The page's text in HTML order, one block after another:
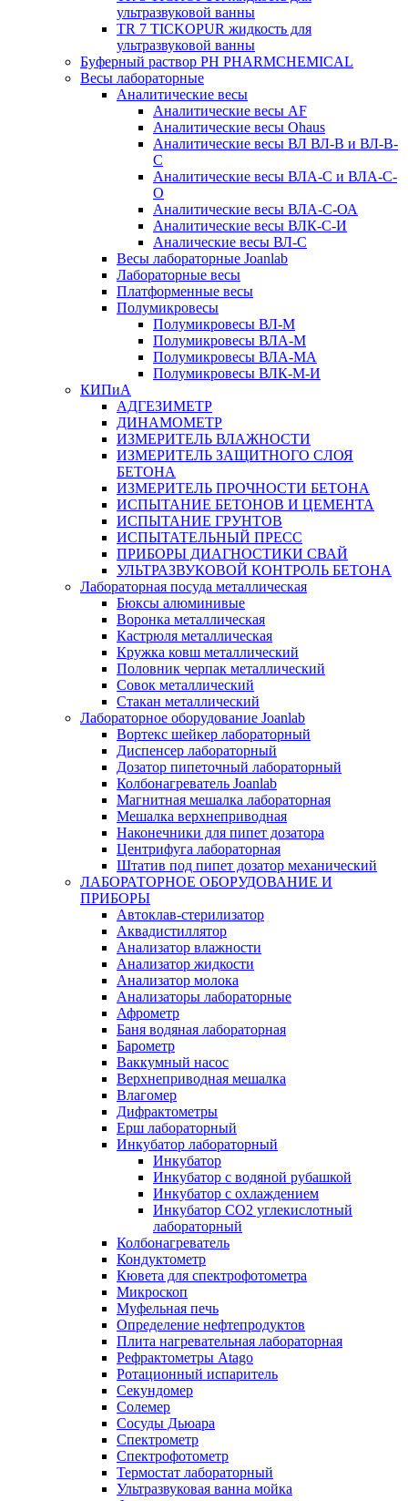
ультразвуковой ванны
TR 7 TICKOPUR жидкость для
ультразвуковой ванны
Буферный раствор PH PHARMCHEMICAL
Весы лабораторные
Аналитические весы
Аналитические весы AF
Аналитические весы Ohaus
Аналитические весы ВЛ ВЛ-В и ВЛ-В-
С
Аналитические весы ВЛА-С и ВЛА-С-
О
Аналитические весы ВЛА-С-ОА
Аналитические весы ВЛК-С-И
Аналические весы ВЛ-С
Весы лабораторные Joanlab
Лабораторные весы
Платформенные весы
Полумикровесы
Полумикровесы ВЛ-М
Полумикровесы ВЛА-М
Полумикровесы ВЛА-МА
Полумикровесы ВЛК-М-И
КИПиА
АДГЕЗИМЕТР
ДИНАМОМЕТР
ИЗМЕРИТЕЛЬ ВЛАЖНОСТИ
ИЗМЕРИТЕЛЬ ЗАЩИТНОГО СЛОЯ
БЕТОНА
ИЗМЕРИТЕЛЬ ПРОЧНОСТИ БЕТОНА
ИСПЫТАНИЕ БЕТОНОВ И ЦЕМЕНТА
ИСПЫТАНИЕ ГРУНТОВ
ИСПЫТАТЕЛЬНЫЙ ПРЕСС
ПРИБОРЫ ДИАГНОСТИКИ СВАЙ
УЛЬТРАЗВУКОВОЙ КОНТРОЛЬ БЕТОНА
Лабораторная посуда металлическая
Бюксы алюминивые
Воронка металлическая
Кастрюля металлическая
Кружка ковш металлический
Половник черпак металлический
Совок металлический
Стакан металлический
Лабораторное оборудование Joanlab
Вортекс шейкер лабораторный
Диспенсер лабораторный
Дозатор пипеточный лабораторный
Колбонагреватель Joanlab
Магнитная мешалка лабораторная
Мешалка верхнеприводная
Наконечники для пипет дозатора
Центрифуга лабораторная
Штатив под пипет дозатор механический
ЛАБОРАТОРНОЕ ОБОРУДОВАНИЕ И
ПРИБОРЫ
Автоклав-стерилизатор
Аквадистиллятор
Анализатор влажности
Анализатор жидкости
Анализатор молока
Анализаторы лабораторные
Афрометр
Баня водяная лабораторная
Барометр
Ваккумный насос
Верхнеприводная мешалка
Влагомер
Дифрактометры
Ерш лабораторный
Инкубатор лабораторный
Инкубатор
Инкубатор с водяной рубашкой
Инкубатор с охлаждением
Инкубатор СО2 углекислотный
лабораторный
Колбонагреватель
Кондуктометр
Кювета для спектрофотометра
Микроскоп
Муфельная печь
Определение нефтепродуктов
Плита нагревательная лабораторная
Рефрактометры Atago
Ротационный испаритель
Секундомер
Солемер
Сосуды Дьюара
Спектрометр
Спектрофотометр
Термостат лабораторный
Ультразвуковая ванна мойка